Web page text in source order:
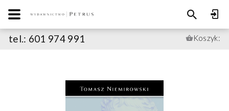
tel.: 601 974 991 Koszyk: